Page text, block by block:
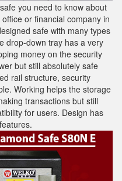
you need to know about
or financial company in
safe with many types
drop-down tray has a very
money on the security
but still absolutely safe
rail structure, security
Working helps the storage
transactions but still
for users. Design has